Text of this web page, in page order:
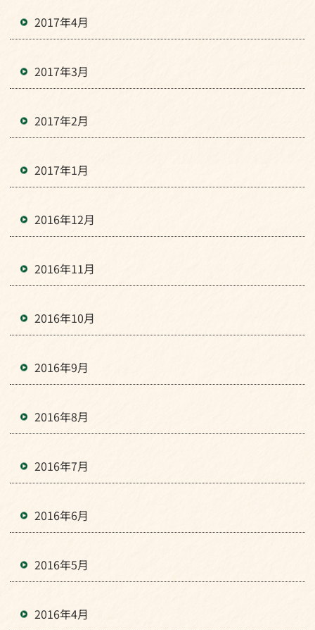
2017年4月
2017年3月
2017年2月
2017年1月
2016年12月
2016年11月
2016年10月
2016年9月
2016年8月
2016年7月
2016年6月
2016年5月
2016年4月